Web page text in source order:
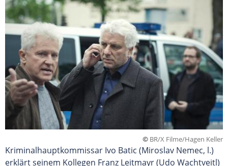
© BR/X Filme/Hagen Keller
Kriminalhauptkommissar Ivo Batic (Miroslav Nemec, l.)
erklärt seinem Kollegen Franz Leitmayr (Udo Wachtveitl)